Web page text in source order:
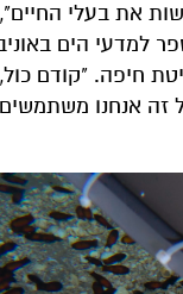
את בעלי
למדעי הים
חיפה. "קודם
זה אנחנו